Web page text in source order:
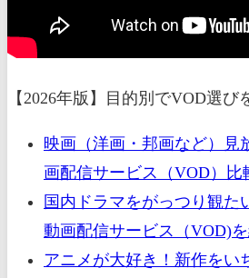
【2026年版】目的別でVOD選び
映画（洋画・邦画など）見
画配信サービス（VOD）比
国内ドラマをがっつり観た
動画配信サービス（VOD)
アニメが大好き！新作をい